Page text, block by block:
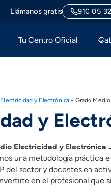
Llámanos gratis 910 05
Tu Centro Oficial
y Electrónica - Grado
y
Electricidad y Electrónica
una metodología
del sector y docentes en
en el profesional que